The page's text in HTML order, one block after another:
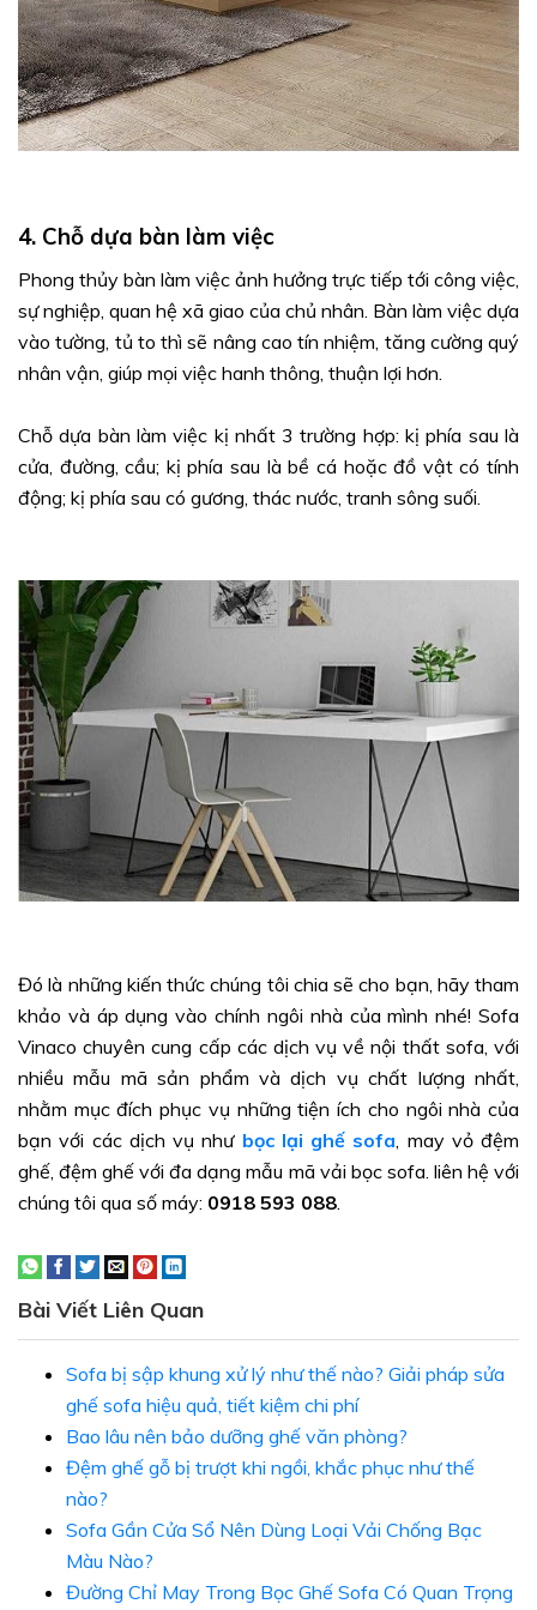
4. Chỗ dựa bàn làm việc
Phong thủy bàn làm việc ảnh hưởng trực tiếp tới công việc,
sự nghiệp, quan hệ xã giao của chủ nhân. Bàn làm việc dựa
vào tường, tủ to thì sẽ nâng cao tín nhiệm, tăng cường quý
nhân vận, giúp mọi việc hanh thông, thuận lợi hơn.
Chỗ dựa bàn làm việc kị nhất 3 trường hợp: kị phía sau là
cửa, đường, cầu; kị phía sau là bề cá hoặc đồ vật có tính
động; kị phía sau có gương, thác nước, tranh sông suối.
Đó là những kiến thức chúng tôi chia sẽ cho bạn, hãy tham
khảo và áp dụng vào chính ngôi nhà của mình nhé! Sofa
Vinaco chuyên cung cấp các dịch vụ về nội thất sofa, với
nhiều mẫu mã sản phẩm và dịch vụ chất lượng nhất,
nhằm mục đích phục vụ những tiện ích cho ngôi nhà của
bạn với các dịch vụ như bọc lại ghế sofa, may vỏ đệm
ghế, đệm ghế với đa dạng mẫu mã vải bọc sofa. liên hệ với
chúng tôi qua số máy: 0918 593 088.
Bài Viết Liên Quan
Sofa bị sập khung xử lý như thế nào? Giải pháp sửa
ghế sofa hiệu quả, tiết kiệm chi phí
Bao lâu nên bảo dưỡng ghế văn phòng?
Đệm ghế gỗ bị trượt khi ngồi, khắc phục như thế
nào?
Sofa Gần Cửa Sổ Nên Dùng Loại Vải Chống Bạc
Màu Nào?
Đường Chỉ May Trong Bọc Ghế Sofa Có Quan Trọng